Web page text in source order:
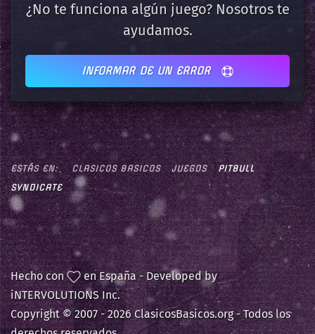
¿No te funciona algún juego? Nosotros te
ayudamos.
INFORMAR DE UN ERROR
ESTÁS EN: CLASICOS BASICOS JUEGOS
PITBULL
SYNDICATE
Hecho con
en España - Developed by
iNTERVOLUTIONS Inc.
Copyright © 2007 -2026 ClasicosBasicos.org - Todos los